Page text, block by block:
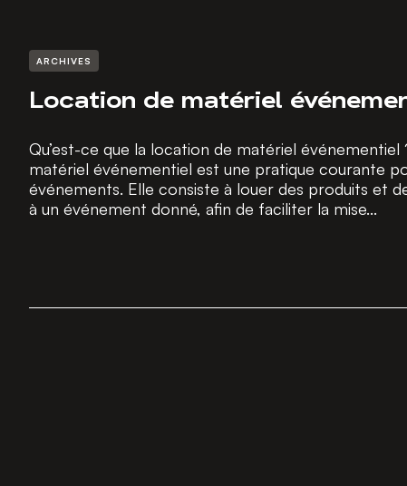
ARCHIVES
Location de matériel
Qu’est-ce que la location de matériel événementiel
matériel événementiel est une pratique courante
événements. Elle consiste à louer des produits et
à un événement donné, afin de faciliter la mise...